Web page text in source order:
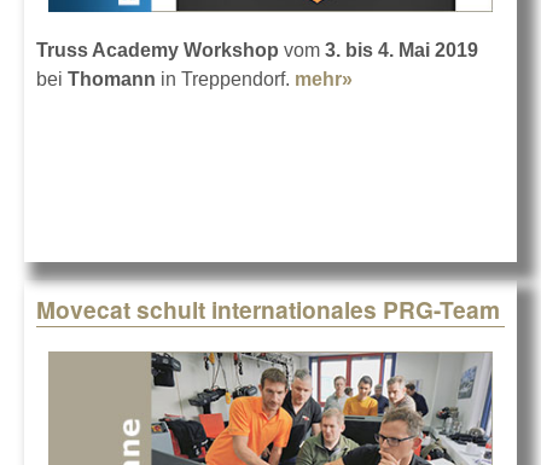
Truss Academy Workshop vom 3. bis 4. Mai 2019
bei Thomann in Treppendorf. mehr»
Movecat schult internationales PRG-Team